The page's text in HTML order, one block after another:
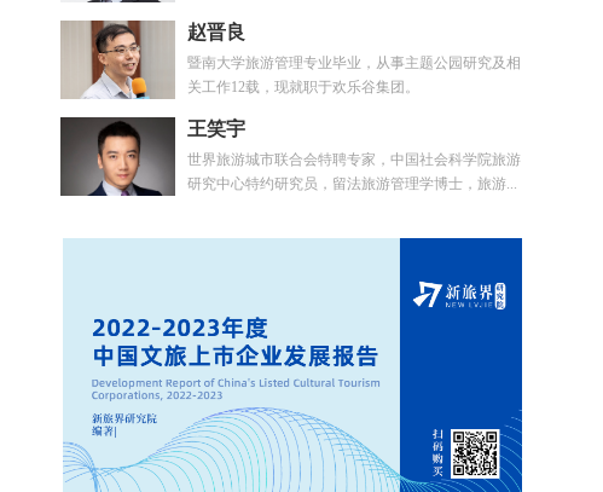
赵晋良
暨南大学旅游管理专业毕业，从事主题公园研究及相
关工作12载，现就职于欢乐谷集团。
王笑宇
世界旅游城市联合会特聘专家，中国社会科学院旅游
研究中心特约研究员，留法旅游管理学博士，旅游...